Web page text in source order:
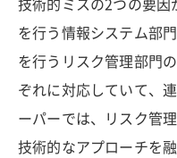
を行う情報システム部
を行うリスク管理部門
ぞれに対応していて、
ーパーでは、リスク管
技術的なアプローチを